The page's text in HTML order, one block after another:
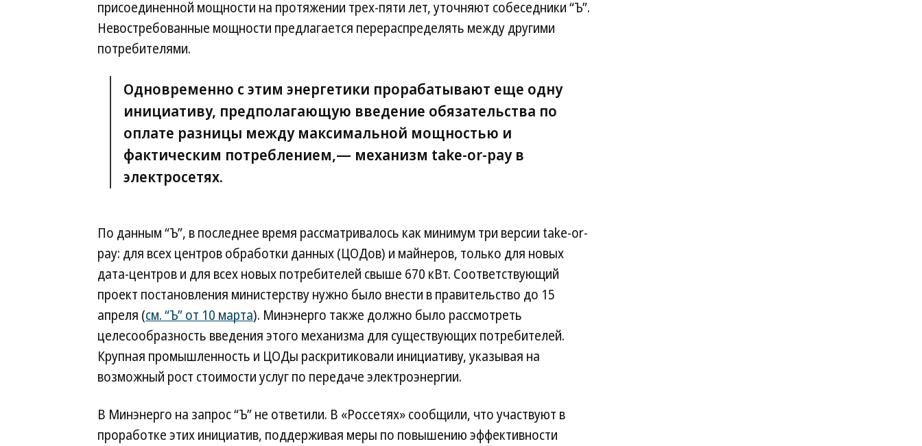
присоединенной мощности на протяжении трех-пяти лет, уточняют собеседники “Ъ”.
Невостребованные мощности предлагается перераспределять между другими
потребителями.
Одновременно с этим энергетики прорабатывают еще одну
инициативу, предполагающую введение обязательства по
оплате разницы между максимальной мощностью и
фактическим потреблением,— механизм take-or-pay в
электросетях.
По данным “Ъ”, в последнее время рассматривалось как минимум три версии take-or-
pay: для всех центров обработки данных (ЦОДов) и майнеров, только для новых
дата-центров и для всех новых потребителей свыше 670 кВт. Соответствующий
проект постановления министерству нужно было внести в правительство до 15
апреля (см. “Ъ” от 10 марта). Минэнерго также должно было рассмотреть
целесообразность введения этого механизма для существующих потребителей.
Крупная промышленность и ЦОДы раскритиковали инициативу, указывая на
возможный рост стоимости услуг по передаче электроэнергии.
В Минэнерго на запрос “Ъ” не ответили. В «Россетях» сообщили, что участвуют в
проработке этих инициатив, поддерживая меры по повышению эффективности